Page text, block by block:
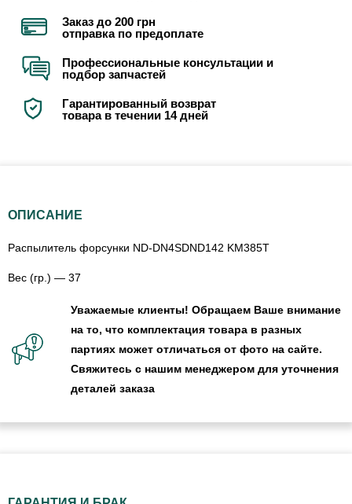
Заказ до 200 грн
отправка по предоплате
Профессиональные консультации и
подбор запчастей
Гарантированный возврат
товара в течении 14 дней
ОПИСАНИЕ
Распылитель форсунки ND-DN4SDND142 KM385T
Вес (гр.) — 37
Уважаемые клиенты! Обращаем Ваше внимание
на то, что комплектация товара в разных
партиях может отличаться от фото на сайте.
Свяжитесь с нашим менеджером для уточнения
деталей заказа